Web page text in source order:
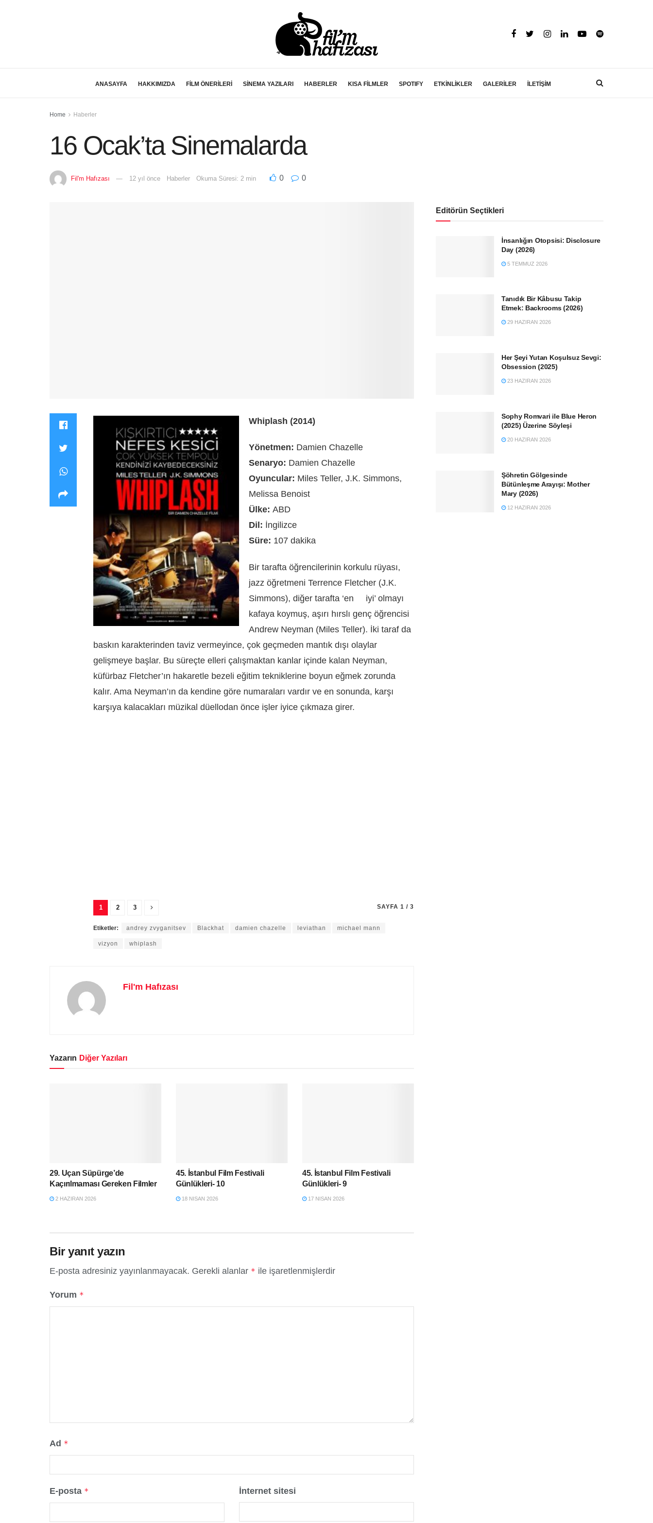
ANASAYFA HAKKIMIZDA FİLM ÖNERİLERİ SİNEMA YAZILARI HABERLER KISA FİLMLER SPOTIFY ETKİNLİKLER GALERİLER İLETİŞİM
Home Haberler
16 Ocak’ta Sinemalarda
Fil'm Hafızası 12 yıl önce Haberler Okuma Süresi: 2 min 0 0
Whiplash (2014)
Yönetmen: Damien Chazelle
Senaryo: Damien Chazelle
Oyuncular: Miles Teller, J.K. Simmons,
Melissa Benoist
Ülke: ABD
Dil: İngilizce
Süre: 107 dakika
Bir tarafta öğrencilerinin korkulu rüyası,
jazz öğretmeni Terrence Fletcher (J.K.
Simmons), diğer tarafta ‘en iyi’ olmayı
kafaya koymuş, aşırı hırslı genç öğrencisi
Andrew Neyman (Miles Teller). İki taraf da
baskın karakterinden taviz vermeyince, çok geçmeden mantık dışı olaylar
gelişmeye başlar. Bu süreçte elleri çalışmaktan kanlar içinde kalan Neyman,
küfürbaz Fletcher’ın hakaretle bezeli eğitim tekniklerine boyun eğmek zorunda
kalır. Ama Neyman’ın da kendine göre numaraları vardır ve en sonunda, karşı
karşıya kalacakları müzikal düellodan önce işler iyice çıkmaza girer.
SAYFA 1 / 3
1 2 3
Etiketler: andrey zvyganitsev Blackhat damien chazelle leviathan michael mann
vizyon whiplash
Fil'm Hafızası
Yazarın Diğer Yazıları
29. Uçan Süpürge’de
Kaçırılmaması Gereken Filmler
2 HAZIRAN 2026
45. İstanbul Film Festivali
Günlükleri- 10
18 NISAN 2026
45. İstanbul Film Festivali
Günlükleri- 9
17 NISAN 2026
Bir yanıt yazın
E-posta adresiniz yayınlanmayacak. Gerekli alanlar * ile işaretlenmişlerdir
Yorum *
Ad *
E-posta * İnternet sitesi
Editörün Seçtikleri
İnsanlığın Otopsisi: Disclosure
Day (2026)
5 TEMMUZ 2026
Tanıdık Bir Kâbusu Takip
Etmek: Backrooms (2026)
29 HAZIRAN 2026
Her Şeyi Yutan Koşulsuz Sevgi:
Obsession (2025)
23 HAZIRAN 2026
Sophy Romvari ile Blue Heron
(2025) Üzerine Söyleşi
20 HAZIRAN 2026
Şöhretin Gölgesinde
Bütünleşme Arayışı: Mother
Mary (2026)
12 HAZIRAN 2026